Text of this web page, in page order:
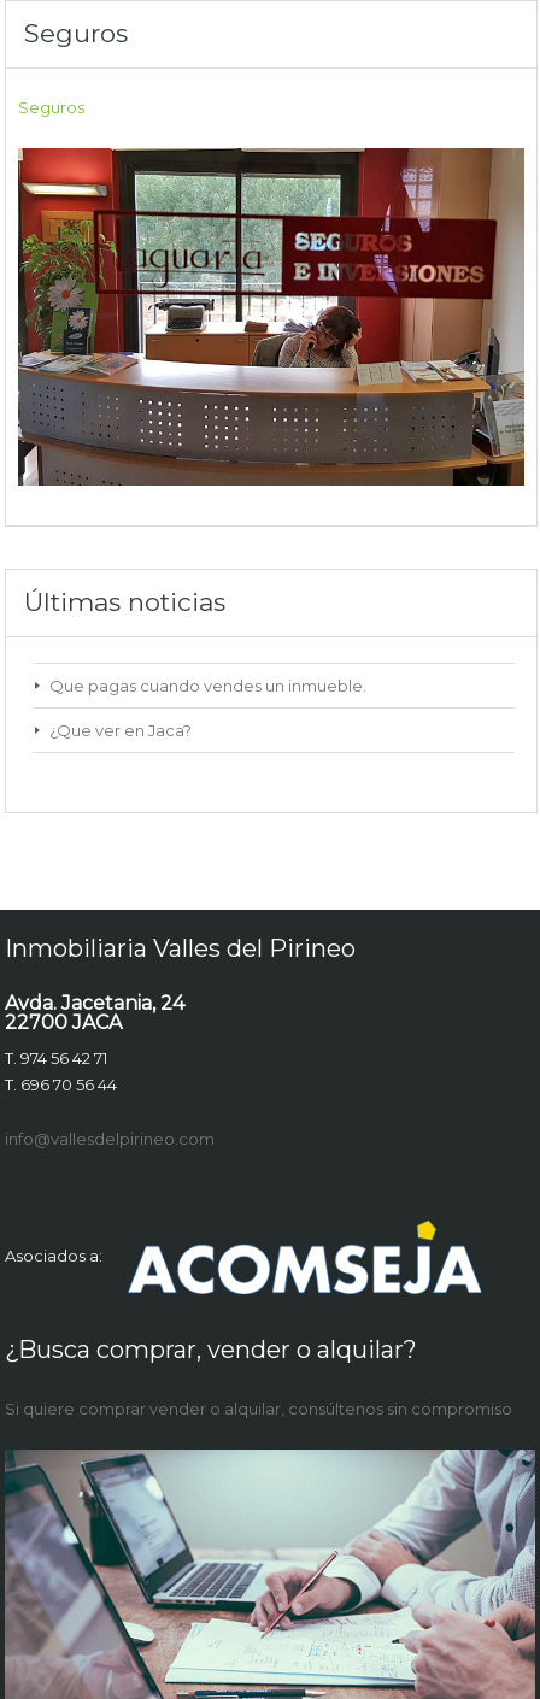
Seguros
Seguros
Últimas noticias
Que pagas cuando vendes un inmueble.
¿Que ver en Jaca?
Inmobiliaria Valles del Pirineo
Avda. Jacetania, 24
22700 JACA
T. 974 56 42 71
T. 696 70 56 44
info@vallesdelpirineo.com
Asociados a:
¿Busca comprar, vender o alquilar?
Si quiere comprar vender o alquilar, consúltenos sin compromiso